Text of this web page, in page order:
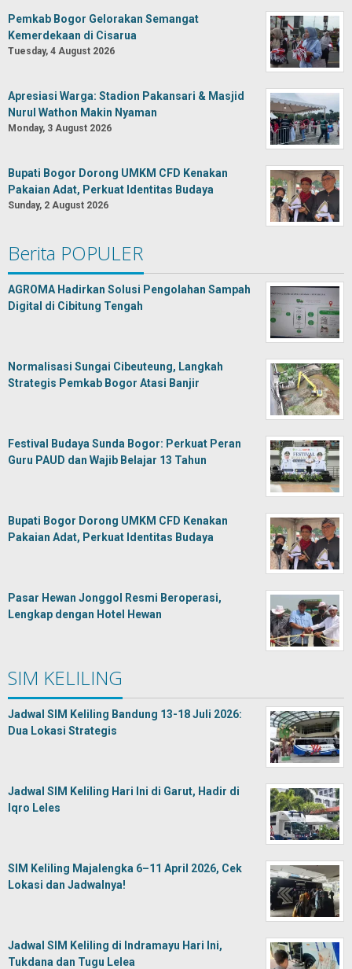
Pemkab Bogor Gelorakan Semangat
Kemerdekaan di Cisarua
Tuesday, 4 August 2026
Apresiasi Warga: Stadion Pakansari & Masjid
Nurul Wathon Makin Nyaman
Monday, 3 August 2026
Bupati Bogor Dorong UMKM CFD Kenakan
Pakaian Adat, Perkuat Identitas Budaya
Sunday, 2 August 2026
Berita POPULER
AGROMA Hadirkan Solusi Pengolahan Sampah
Digital di Cibitung Tengah
Normalisasi Sungai Cibeuteung, Langkah
Strategis Pemkab Bogor Atasi Banjir
Festival Budaya Sunda Bogor: Perkuat Peran
Guru PAUD dan Wajib Belajar 13 Tahun
Bupati Bogor Dorong UMKM CFD Kenakan
Pakaian Adat, Perkuat Identitas Budaya
Pasar Hewan Jonggol Resmi Beroperasi,
Lengkap dengan Hotel Hewan
SIM KELILING
Jadwal SIM Keliling Bandung 13-18 Juli 2026:
Dua Lokasi Strategis
Jadwal SIM Keliling Hari Ini di Garut, Hadir di
Iqro Leles
SIM Keliling Majalengka 6–11 April 2026, Cek
Lokasi dan Jadwalnya!
Jadwal SIM Keliling di Indramayu Hari Ini,
Tukdana dan Tugu Lelea